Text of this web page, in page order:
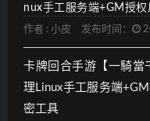
nux手工服务端+GM授
作者 : 小皮 发布时间：
卡牌回合手游【一騎當
理Linux手工服务端
密工具